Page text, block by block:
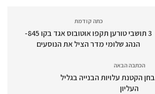
כתה קודמת
3 תושבי טורען תקפו אוטובוס אגד בקו 845-
הנהג שלומי מדר הציל את הנוסעים
הכתבה הבאה
הקטנת עלויות הבנייה בגליל
העליון